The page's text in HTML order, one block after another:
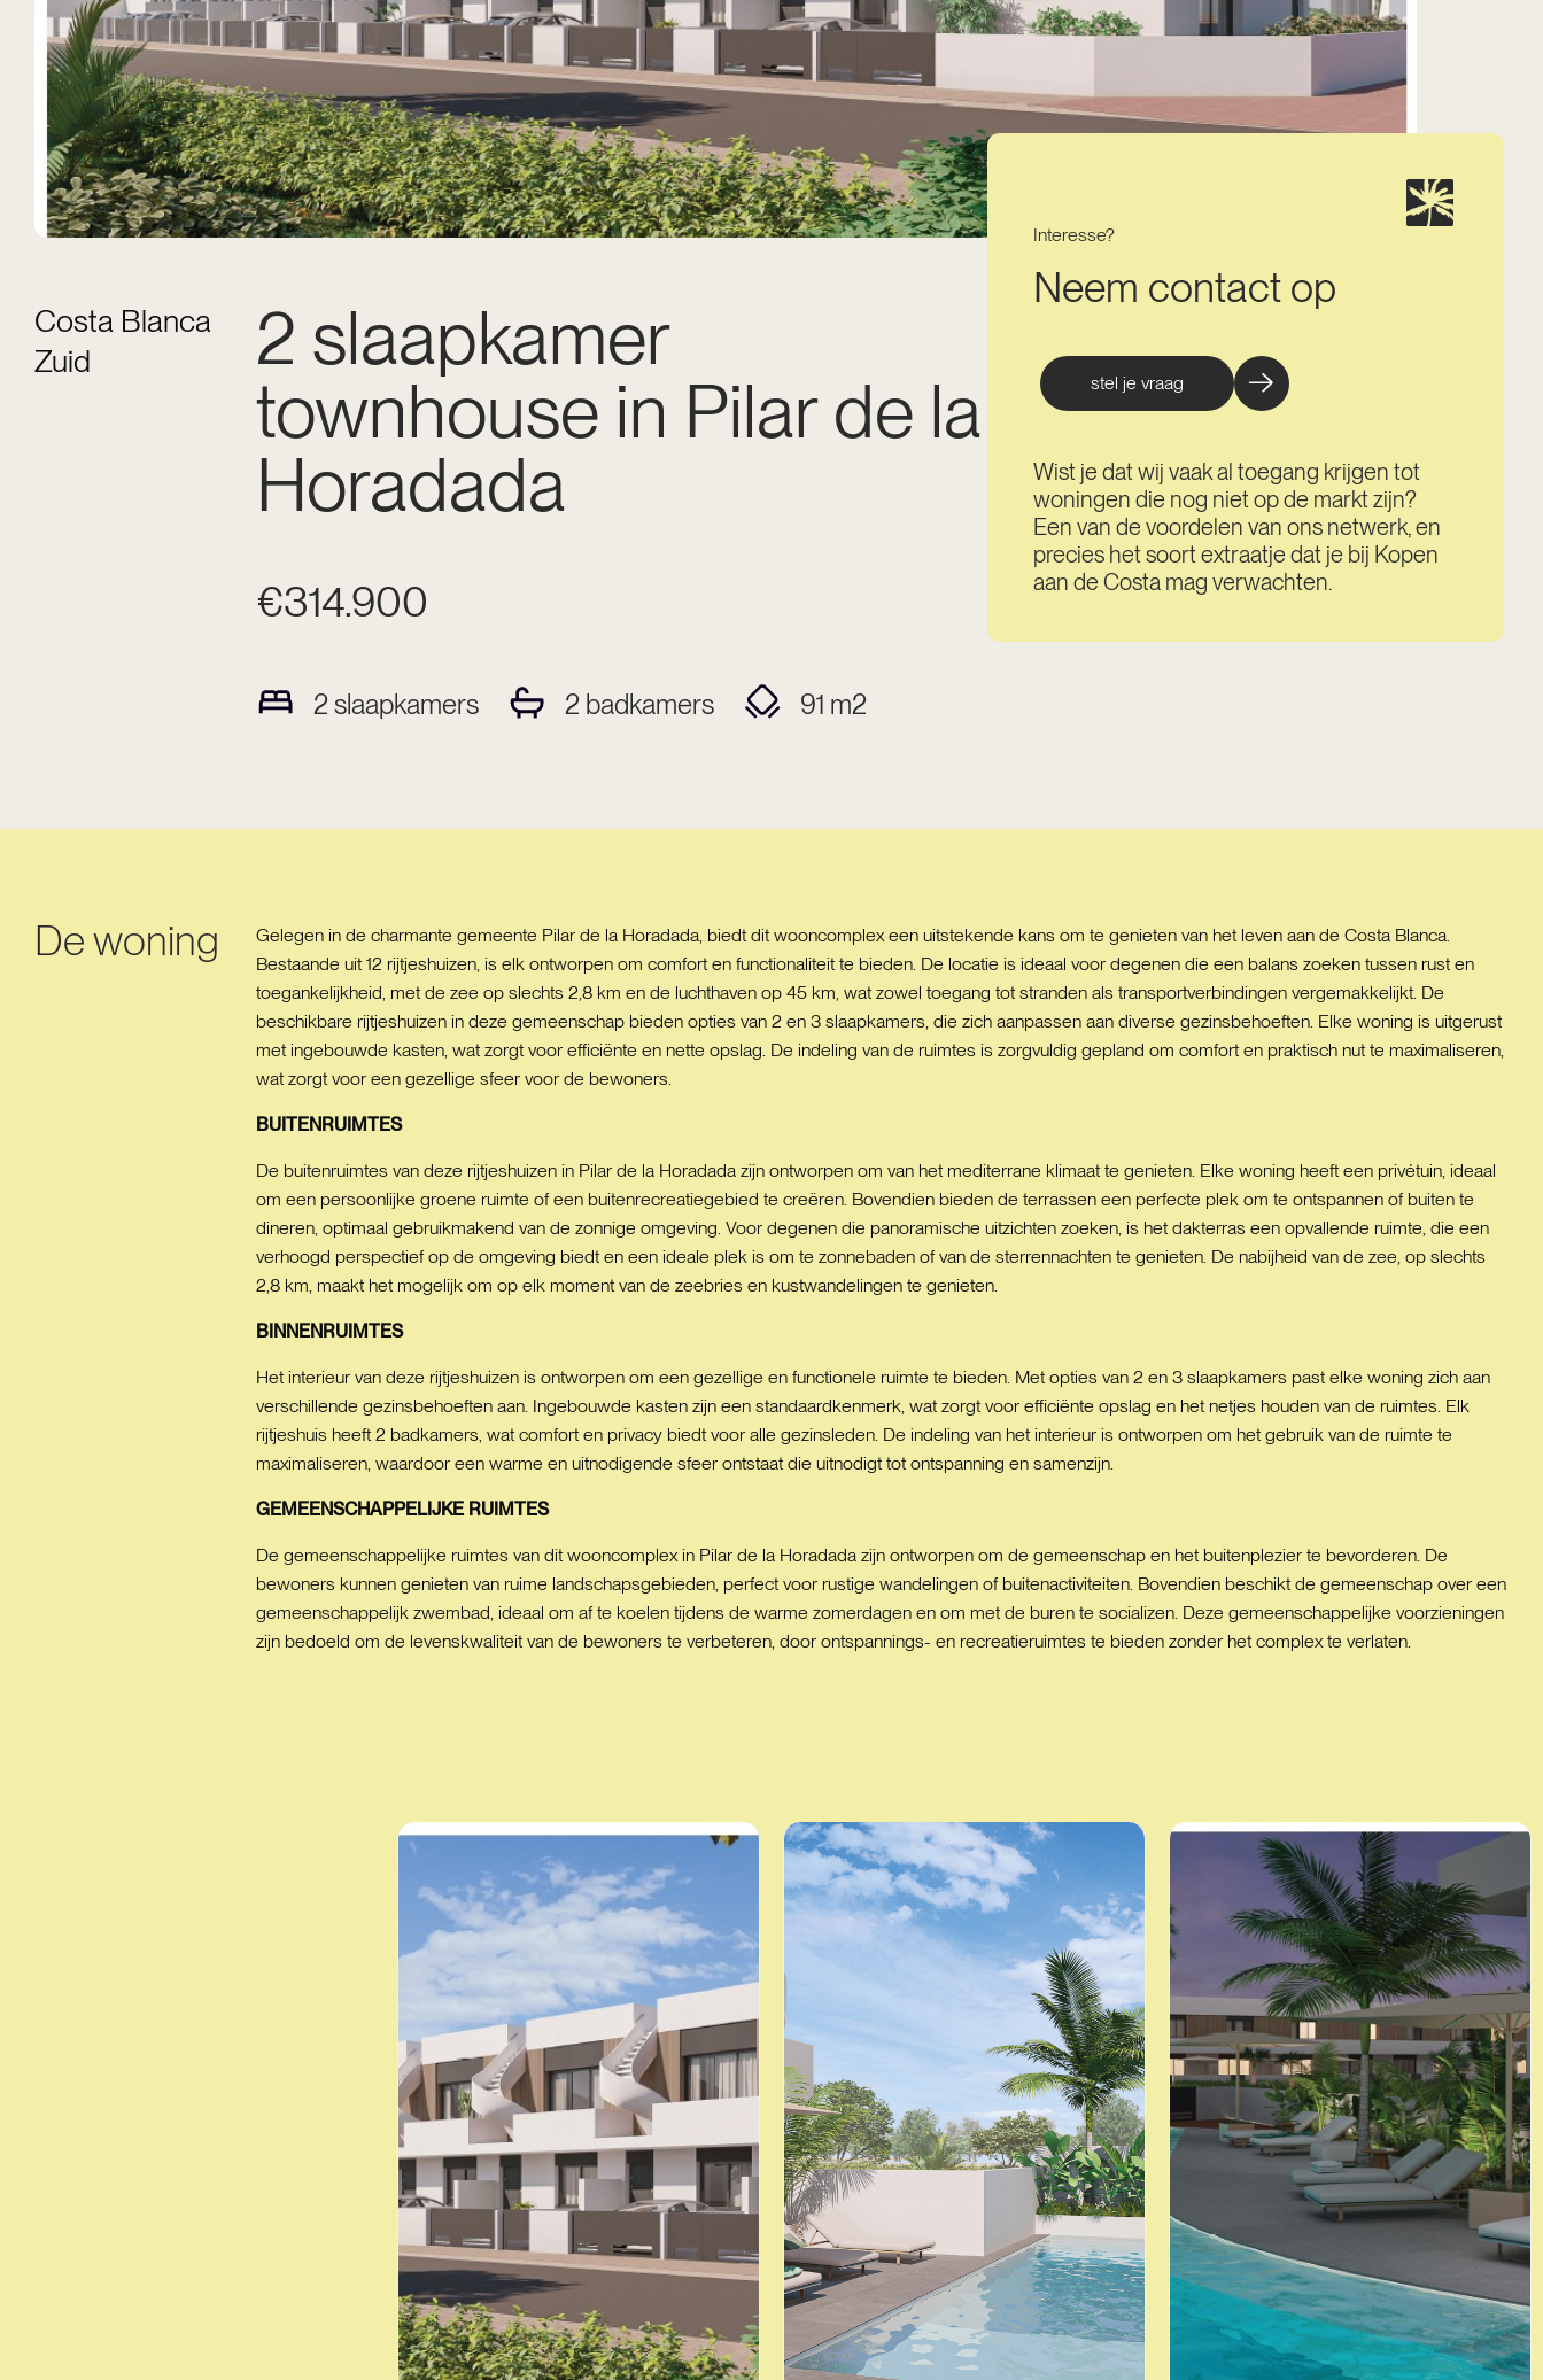
Costa Blanca
Zuid
2 slaapkamer
townhouse in Pilar de la
Horadada
€314.900
2 slaapkamers 2 badkamers 91 m2
Interesse?
Neem contact op
stel je vraag
Wist je dat wij vaak al toegang krijgen tot
woningen die nog niet op de markt zijn?
Een van de voordelen van ons netwerk, en
precies het soort extraatje dat je bij Kopen
aan de Costa mag verwachten.
De woning
Gelegen in de charmante gemeente Pilar de la Horadada, biedt dit wooncomplex een uitstekende kans om te genieten van het leven aan de Costa Blanca.
Bestaande uit 12 rijtjeshuizen, is elk ontworpen om comfort en functionaliteit te bieden. De locatie is ideaal voor degenen die een balans zoeken tussen rust en
toegankelijkheid, met de zee op slechts 2,8 km en de luchthaven op 45 km, wat zowel toegang tot stranden als transportverbindingen vergemakkelijkt. De
beschikbare rijtjeshuizen in deze gemeenschap bieden opties van 2 en 3 slaapkamers, die zich aanpassen aan diverse gezinsbehoeften. Elke woning is uitgerust
met ingebouwde kasten, wat zorgt voor efficiënte en nette opslag. De indeling van de ruimtes is zorgvuldig gepland om comfort en praktisch nut te maximaliseren,
wat zorgt voor een gezellige sfeer voor de bewoners.
BUITENRUIMTES
De buitenruimtes van deze rijtjeshuizen in Pilar de la Horadada zijn ontworpen om van het mediterrane klimaat te genieten. Elke woning heeft een privétuin, ideaal
om een persoonlijke groene ruimte of een buitenrecreatiegebied te creëren. Bovendien bieden de terrassen een perfecte plek om te ontspannen of buiten te
dineren, optimaal gebruikmakend van de zonnige omgeving. Voor degenen die panoramische uitzichten zoeken, is het dakterras een opvallende ruimte, die een
verhoogd perspectief op de omgeving biedt en een ideale plek is om te zonnebaden of van de sterrennachten te genieten. De nabijheid van de zee, op slechts
2,8 km, maakt het mogelijk om op elk moment van de zeebries en kustwandelingen te genieten.
BINNENRUIMTES
Het interieur van deze rijtjeshuizen is ontworpen om een gezellige en functionele ruimte te bieden. Met opties van 2 en 3 slaapkamers past elke woning zich aan
verschillende gezinsbehoeften aan. Ingebouwde kasten zijn een standaardkenmerk, wat zorgt voor efficiënte opslag en het netjes houden van de ruimtes. Elk
rijtjeshuis heeft 2 badkamers, wat comfort en privacy biedt voor alle gezinsleden. De indeling van het interieur is ontworpen om het gebruik van de ruimte te
maximaliseren, waardoor een warme en uitnodigende sfeer ontstaat die uitnodigt tot ontspanning en samenzijn.
GEMEENSCHAPPELIJKE RUIMTES
De gemeenschappelijke ruimtes van dit wooncomplex in Pilar de la Horadada zijn ontworpen om de gemeenschap en het buitenplezier te bevorderen. De
bewoners kunnen genieten van ruime landschapsgebieden, perfect voor rustige wandelingen of buitenactiviteiten. Bovendien beschikt de gemeenschap over een
gemeenschappelijk zwembad, ideaal om af te koelen tijdens de warme zomerdagen en om met de buren te socializen. Deze gemeenschappelijke voorzieningen
zijn bedoeld om de levenskwaliteit van de bewoners te verbeteren, door ontspannings- en recreatieruimtes te bieden zonder het complex te verlaten.